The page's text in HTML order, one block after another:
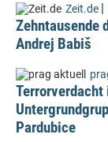
Zeit.de |
Zehntausende
Andrej Babiš
Pardubice